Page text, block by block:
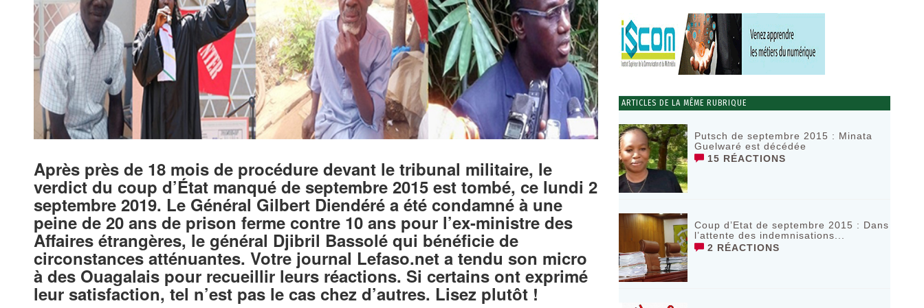
Après près de 18 mois de procédure devant le tribunal militaire, le
verdict du coup d’État manqué de septembre 2015 est tombé, ce lundi 2
septembre 2019. Le Général Gilbert Diendéré a été condamné à une
peine de 20 ans de prison ferme contre 10 ans pour l’ex-ministre des
Affaires étrangères, le général Djibril Bassolé qui bénéficie de
circonstances atténuantes. Votre journal Lefaso.net a tendu son micro
à des Ouagalais pour recueillir leurs réactions. Si certains ont exprimé
leur satisfaction, tel n’est pas le cas chez d’autres. Lisez plutôt !
ARTICLES DE LA MÊME RUBRIQUE
Putsch de septembre 2015 : Minata
Guelwaré est décédée
15 RÉACTIONS
Coup d’Etat de septembre 2015 : Dans
l’attente des indemnisations...
2 RÉACTIONS